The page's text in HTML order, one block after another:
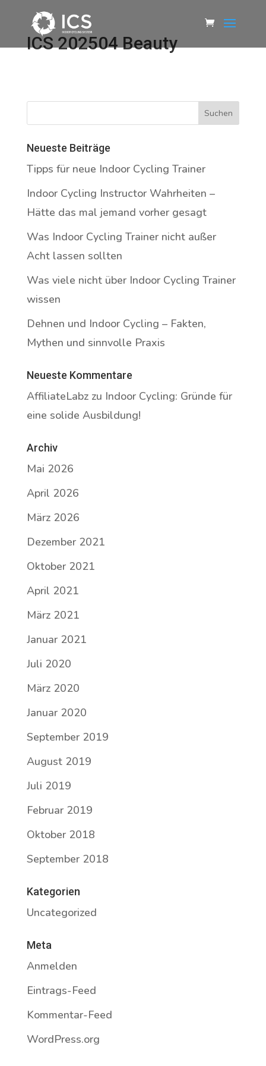
ICS 202504 Beauty
Neueste Beiträge
Tipps für neue Indoor Cycling Trainer
Indoor Cycling Instructor Wahrheiten –
Hätte das mal jemand vorher gesagt
Was Indoor Cycling Trainer nicht außer
Acht lassen sollten
Was viele nicht über Indoor Cycling Trainer
wissen
Dehnen und Indoor Cycling – Fakten,
Mythen und sinnvolle Praxis
Neueste Kommentare
AffiliateLabzzu Indoor Cycling: Gründe für
eine solide Ausbildung!
Archiv
Mai 2026
April 2026
März 2026
Dezember 2021
Oktober 2021
April 2021
März 2021
Januar 2021
Juli 2020
März 2020
Januar 2020
September 2019
August 2019
Juli 2019
Februar 2019
Oktober 2018
September 2018
Kategorien
Uncategorized
Meta
Anmelden
Eintrags-Feed
Kommentar-Feed
WordPress.org